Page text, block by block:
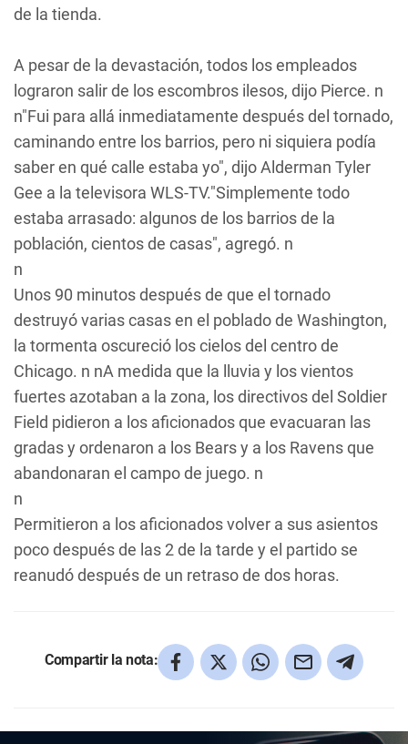
de la tienda.
A pesar de la devastación, todos los empleados
lograron salir de los escombros ilesos, dijo Pierce. n
n"Fui para allá inmediatamente después del tornado,
caminando entre los barrios, pero ni siquiera podía
saber en qué calle estaba yo", dijo Alderman Tyler
Gee a la televisora WLS-TV."Simplemente todo
estaba arrasado: algunos de los barrios de la
población, cientos de casas", agregó. n
n
Unos 90 minutos después de que el tornado
destruyó varias casas en el poblado de Washington,
la tormenta oscureció los cielos del centro de
Chicago. n nA medida que la lluvia y los vientos
fuertes azotaban a la zona, los directivos del Soldier
Field pidieron a los aficionados que evacuaran las
gradas y ordenaron a los Bears y a los Ravens que
abandonaran el campo de juego. n
n
Permitieron a los aficionados volver a sus asientos
poco después de las 2 de la tarde y el partido se
reanudó después de un retraso de dos horas.
Compartir la nota: